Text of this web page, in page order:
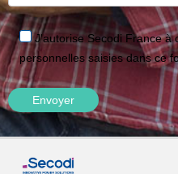
J'autorise Secodi France à
personnelles saisies dans ce